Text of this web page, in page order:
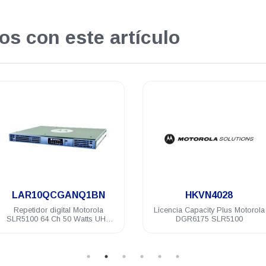
con este artículo
HKVN4028
Licencia Capacity Plus Motorola
DGR6175 SLR5100
HKVN4030
Licencia CapacityPlus suscriptor
Motorola DEP500